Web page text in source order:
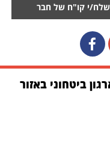
שלח/י קו"ח של חבר
ביטחוני באזור